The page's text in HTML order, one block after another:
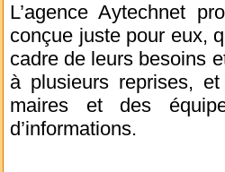
L’agence Aytechnet
conçue juste pour eux,
cadre de leurs besoins
à plusieurs reprises,
maires et des
d’informations.